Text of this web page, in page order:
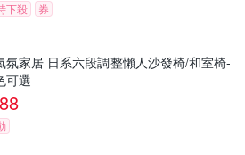
下殺 券
氛家居 日系六段調整懶人沙發椅/和室椅-
可選